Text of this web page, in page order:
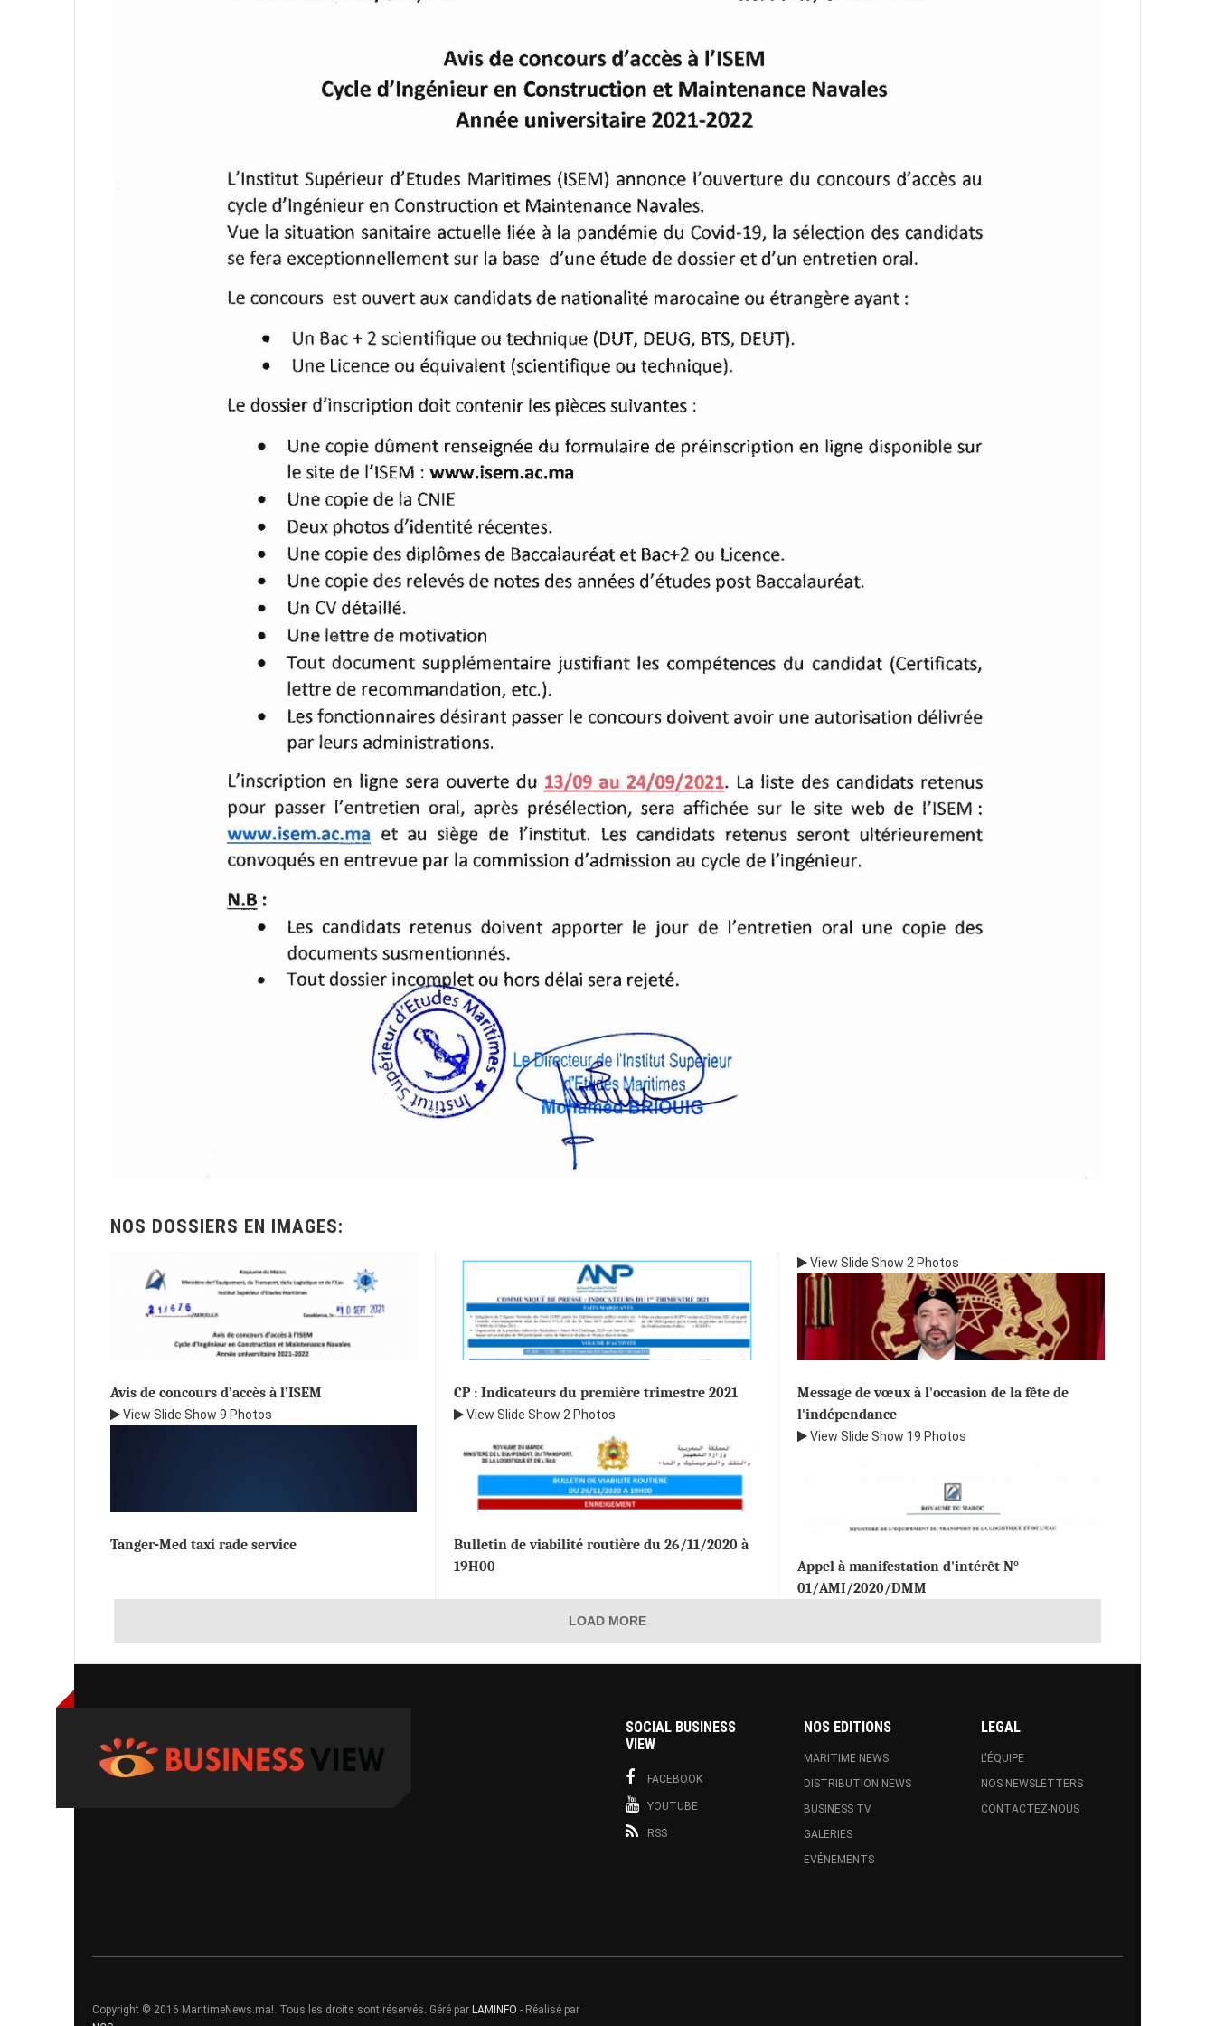
NOS DOSSIERS EN IMAGES:
Avis de concours d’accès à l’ISEM
View Slide Show 9 Photos
Tanger-Med taxi rade service
CP : Indicateurs du première trimestre 2021
View Slide Show 2 Photos
Bulletin de viabilité routière du 26/11/2020 à
19H00
View Slide Show 2 Photos
Message de vœux à l'occasion de la fête de
l'indépendance
View Slide Show 19 Photos
Appel à manifestation d'intérêt N°
01/AMI/2020/DMM
LOAD MORE
SOCIAL BUSINESS
VIEW
FACEBOOK
YOUTUBE
RSS
NOS EDITIONS
MARITIME NEWS
DISTRIBUTION NEWS
BUSINESS TV
GALERIES
EVÉNEMENTS
LEGAL
L'ÉQUIPE
NOS NEWSLETTERS
CONTACTEZ-NOUS
Copyright © 2016 MaritimeNews.ma!. Tous les droits sont réservés. Géré par LAMINFO - Réalisé par